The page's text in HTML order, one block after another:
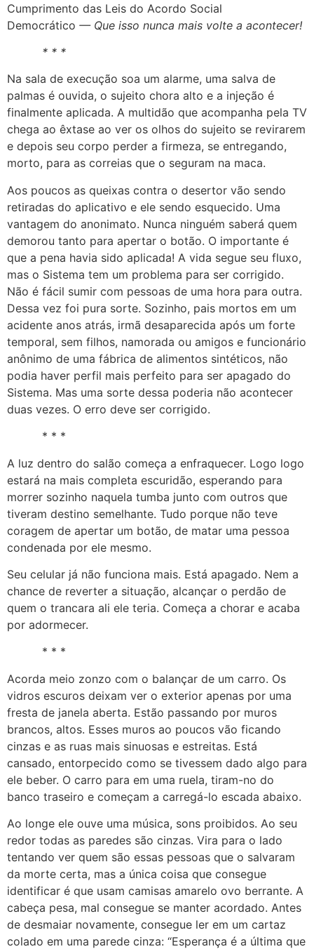
Cumprimento das Leis do Acordo Social
Democrático — Que isso nunca mais volte a acontecer!
* * *
Na sala de execução soa um alarme, uma salva de
palmas é ouvida, o sujeito chora alto e a injeção é
finalmente aplicada. A multidão que acompanha pela TV
chega ao êxtase ao ver os olhos do sujeito se revirarem
e depois seu corpo perder a firmeza, se entregando,
morto, para as correias que o seguram na maca.
Aos poucos as queixas contra o desertor vão sendo
retiradas do aplicativo e ele sendo esquecido. Uma
vantagem do anonimato. Nunca ninguém saberá quem
demorou tanto para apertar o botão. O importante é
que a pena havia sido aplicada! A vida segue seu fluxo,
mas o Sistema tem um problema para ser corrigido.
Não é fácil sumir com pessoas de uma hora para outra.
Dessa vez foi pura sorte. Sozinho, pais mortos em um
acidente anos atrás, irmã desaparecida após um forte
temporal, sem filhos, namorada ou amigos e funcionário
anônimo de uma fábrica de alimentos sintéticos, não
podia haver perfil mais perfeito para ser apagado do
Sistema. Mas uma sorte dessa poderia não acontecer
duas vezes. O erro deve ser corrigido.
* * *
A luz dentro do salão começa a enfraquecer. Logo logo
estará na mais completa escuridão, esperando para
morrer sozinho naquela tumba junto com outros que
tiveram destino semelhante. Tudo porque não teve
coragem de apertar um botão, de matar uma pessoa
condenada por ele mesmo.
Seu celular já não funciona mais. Está apagado. Nem a
chance de reverter a situação, alcançar o perdão de
quem o trancara ali ele teria. Começa a chorar e acaba
por adormecer.
* * *
Acorda meio zonzo com o balançar de um carro. Os
vidros escuros deixam ver o exterior apenas por uma
fresta de janela aberta. Estão passando por muros
brancos, altos. Esses muros ao poucos vão ficando
cinzas e as ruas mais sinuosas e estreitas. Está
cansado, entorpecido como se tivessem dado algo para
ele beber. O carro para em uma ruela, tiram-no do
banco traseiro e começam a carregá-lo escada abaixo.
Ao longe ele ouve uma música, sons proibidos. Ao seu
redor todas as paredes são cinzas. Vira para o lado
tentando ver quem são essas pessoas que o salvaram
da morte certa, mas a única coisa que consegue
identificar é que usam camisas amarelo ovo berrante. A
cabeça pesa, mal consegue se manter acordado. Antes
de desmaiar novamente, consegue ler em um cartaz
colado em uma parede cinza: “Esperança é a última que